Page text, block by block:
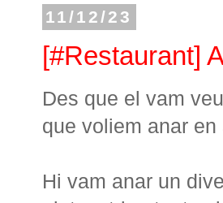
11/12/23
[#Restaurant]
Des que el vam
que voliem anar
Hi vam anar un